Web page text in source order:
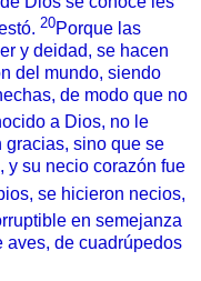
20Porque las
y deidad, se hacen
del mundo, siendo
de modo que no
a Dios, no le
sino que se
y su necio corazón fue
se hicieron necios,
en semejanza
aves, de cuadrúpedos